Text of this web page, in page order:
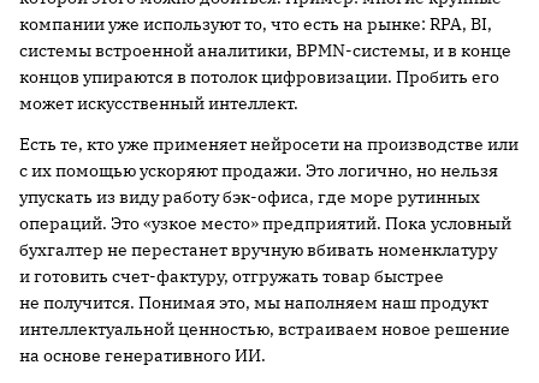
компании уже используют то, что есть на рынке: RPA, BI,
системы встроенной аналитики, BPMN-системы, и в конце
концов упираются в потолок цифровизации. Пробить его
может искусственный интеллект.
Есть те, кто уже применяет нейросети на производстве или
с их помощью ускоряют продажи. Это логично, но нельзя
упускать из виду работу бэк-офиса, где море рутинных
операций. Это «узкое место» предприятий. Пока условный
бухгалтер не перестанет вручную вбивать номенклатуру
и готовить счет-фактуру, отгружать товар быстрее
не получится. Понимая это, мы наполняем наш продукт
интеллектуальной ценностью, встраиваем новое решение
на основе генеративного ИИ.